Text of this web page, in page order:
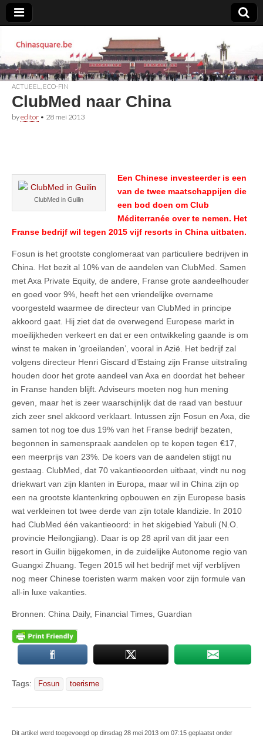
Chinasquare.be
ACTUEEL ECO-FIN
ClubMed naar China
byeditor • 28 mei 2013
ClubMed in Guilin
Een Chinese investeerder is een
van de twee maatschappijen die
een bod doen om Club
Méditerranée over te nemen. Het
Franse bedrijf wil tegen 2015 vijf resorts in China uitbaten.
Fosun is het grootste conglomeraat van particuliere bedrijven in
China. Het bezit al 10% van de aandelen van ClubMed. Samen
met Axa Private Equity, de andere, Franse grote aandeelhouder
en goed voor 9%, heeft het een vriendelijke overname
voorgesteld waarmee de directeur van ClubMed in principe
akkoord gaat. Hij ziet dat de overwegend Europese markt in
moeilijkheden verkeert en dat er een ontwikkeling gaande is om
winst te maken in ‘groeilanden’, vooral in Azië. Het bedrijf zal
volgens directeur Henri Giscard d’Estaing zijn Franse uitstraling
houden door het grote aandeel van Axa en doordat het beheer
in Franse handen blijft. Adviseurs moeten nog hun mening
geven, maar het is zeer waarschijnlijk dat de raad van bestuur
zich zeer snel akkoord verklaart. Intussen zijn Fosun en Axa, die
samen tot nog toe dus 19% van het Franse bedrijf bezaten,
begonnen in samenspraak aandelen op te kopen tegen €17,
een meerprijs van 23%. De koers van de aandelen stijgt nu
gestaag. ClubMed, dat 70 vakantieoorden uitbaat, vindt nu nog
driekwart van zijn klanten in Europa, maar wil in China zijn op
een na grootste klantenkring opbouwen en zijn Europese basis
wat verkleinen tot twee derde van zijn totale klandizie. In 2010
had ClubMed één vakantieoord: in het skigebied Yabuli (N.O.
provincie Heilongjiang). Daar is op 28 april van dit jaar een
resort in Guilin bijgekomen, in de zuidelijke Autonome regio van
Guangxi Zhuang. Tegen 2015 wil het bedrijf met vijf verblijven
nog meer Chinese toeristen warm maken voor zijn formule van
all-in luxe vakanties.
Bronnen: China Daily, Financial Times, Guardian
Tags: Fosun toerisme
Dit artikel werd toegevoegd op dinsdag 28 mei 2013 om 07:15 geplaatst onder